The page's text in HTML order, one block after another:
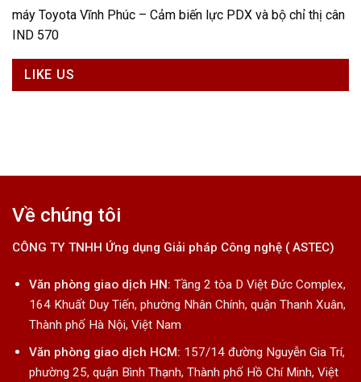
máy Toyota Vĩnh Phúc – Cảm biến lực PDX và bộ chỉ thị cân
IND 570
LIKE US
Về chúng tôi
CÔNG TY TNHH Ứng dụng Giải pháp Công nghệ ( ASTEC)
Văn phòng giao dịch HN: Tầng 2 tòa D Việt Đức Complex,
164 Khuất Duy Tiến, phường Nhân Chính, quận Thanh Xuân,
Thành phố Hà Nội, Việt Nam
Văn phòng giao dịch HCM: 157/14 đường Nguyễn Gia Trí,
phường 25, quận Bình Thạnh, Thành phố Hồ Chí Minh, Việt